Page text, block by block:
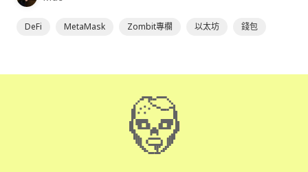
DeFi MetaMask Zombit專欄 以太坊 錢包